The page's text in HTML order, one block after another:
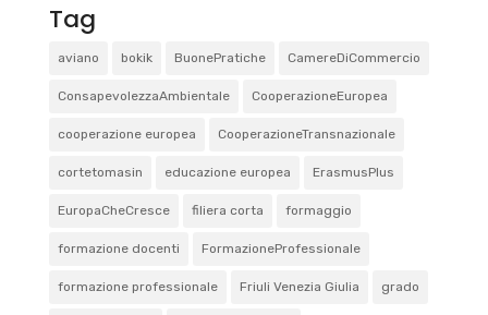
Tag
aviano bokik BuonePratiche CamereDiCommercio
ConsapevolezzaAmbientale CooperazioneEuropea
cooperazione europea CooperazioneTransnazionale
cortetomasin educazione europea ErasmusPlus
EuropaCheCresce filiera corta formaggio
formazione docenti FormazioneProfessionale
formazione professionale Friuli Venezia Giulia grado